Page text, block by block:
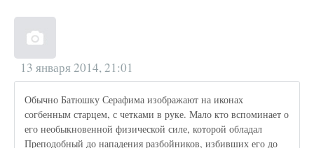
13 января 2014, 21:01
Обычно Батюшку Серафима изображают на иконах
согбенным старцем, с четками в руке. Мало кто вспоминает о
его необыкновенной физической силе, которой обладал
Преподобный до нападения разбойников, избивших его до